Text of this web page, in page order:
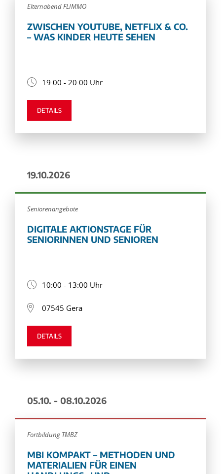
Elternabend FLIMMO
ZWISCHEN YOUTUBE, NETFLIX & CO.
– WAS KINDER HEUTE SEHEN
19:00 - 20:00 Uhr
DETAILS
19.10.2026
Seniorenangebote
DIGITALE AKTIONSTAGE FÜR
SENIORINNEN UND SENIOREN
10:00 - 13:00 Uhr
07545 Gera
DETAILS
05.10. - 08.10.2026
Fortbildung TMBZ
MBI KOMPAKT – METHODEN UND
MATERIALIEN FÜR EINEN